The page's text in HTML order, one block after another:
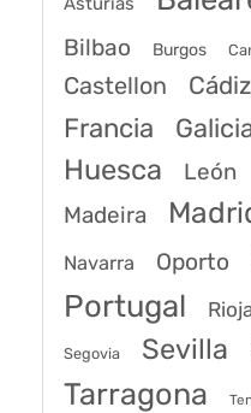
Bilbao Burgos
Castellon Cádiz
Francia
Huesca León
Madeira
Navarra Oporto
Portugal
Segovia Sevilla
Tarragona